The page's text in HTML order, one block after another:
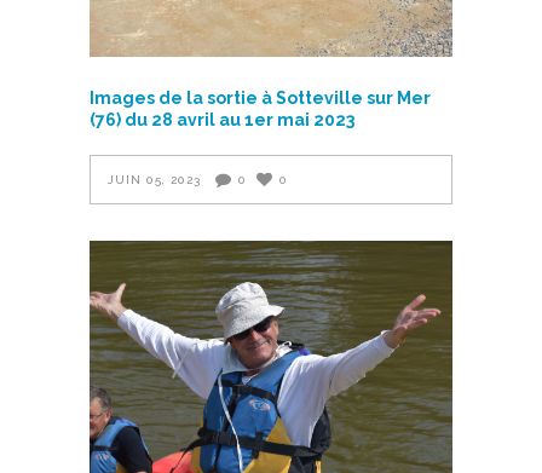
Images de la sortie à Sotteville sur Mer
(76) du 28 avril au 1er mai 2023
JUIN 05, 2023 0 0